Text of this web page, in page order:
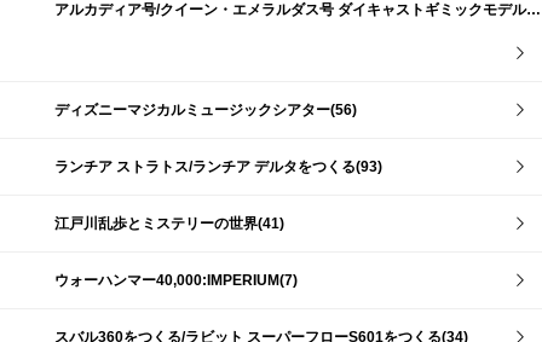
アルカディア号/クイーン・エメラルダス号 ダイキャストギミックモデルをつくる(159)
ディズニーマジカルミュージックシアター(56)
ランチア ストラトス/ランチア デルタをつくる(93)
江戸川乱歩とミステリーの世界(41)
ウォーハンマー40,000:IMPERIUM(7)
スバル360をつくる/ラビット スーパーフローS601をつくる(34)